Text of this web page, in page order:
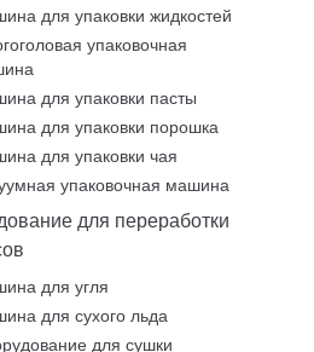
для упаковки жидкостей
упаковочная
для упаковки пасты
для упаковки порошка
для упаковки чая
упаковочная машина
для переработки
для угля
для сухого льда
для сушки